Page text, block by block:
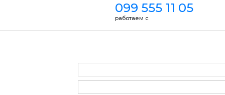
099 555 11 05
работаем с